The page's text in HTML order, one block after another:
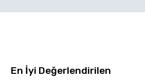
En İyi Değerlendirilen